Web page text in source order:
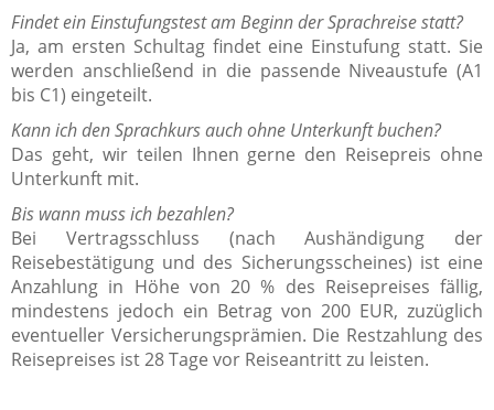
Findet ein Einstufungstest am Beginn der Sprachreise statt?
Ja, am ersten Schultag findet eine Einstufung statt. Sie
werden anschließend in die passende Niveaustufe (A1
bis C1) eingeteilt.
Kann ich den Sprachkurs auch ohne Unterkunft buchen?
Das geht, wir teilen Ihnen gerne den Reisepreis ohne
Unterkunft mit.
Bis wann muss ich bezahlen?
Bei Vertragsschluss (nach Aushändigung der
Reisebestätigung und des Sicherungsscheines) ist eine
Anzahlung in Höhe von 20 % des Reisepreises fällig,
mindestens jedoch ein Betrag von 200 EUR, zuzüglich
eventueller Versicherungsprämien. Die Restzahlung des
Reisepreises ist 28 Tage vor Reiseantritt zu leisten.